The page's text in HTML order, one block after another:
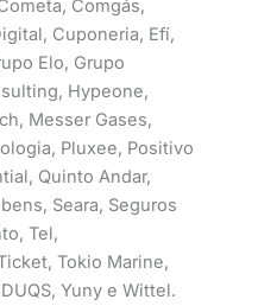
Comgás,
Cuponeria, Efí,
Elo, Grupo
Hypeone,
Messer Gases,
Pluxee, Positivo
Quinto Andar,
Seara, Seguros
Tel,
Tokio Marine,
Yuny e Wittel.